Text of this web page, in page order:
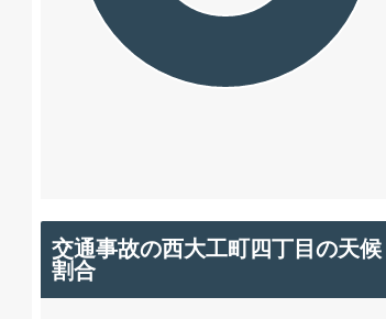
交通事故の西大工町四丁目の天候
割合